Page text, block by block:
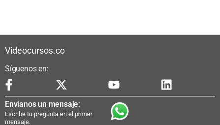
Videocursos.co
Síguenos en:
Envíanos un mensaje:
Escribe tu pregunta en el primer
mensaje.